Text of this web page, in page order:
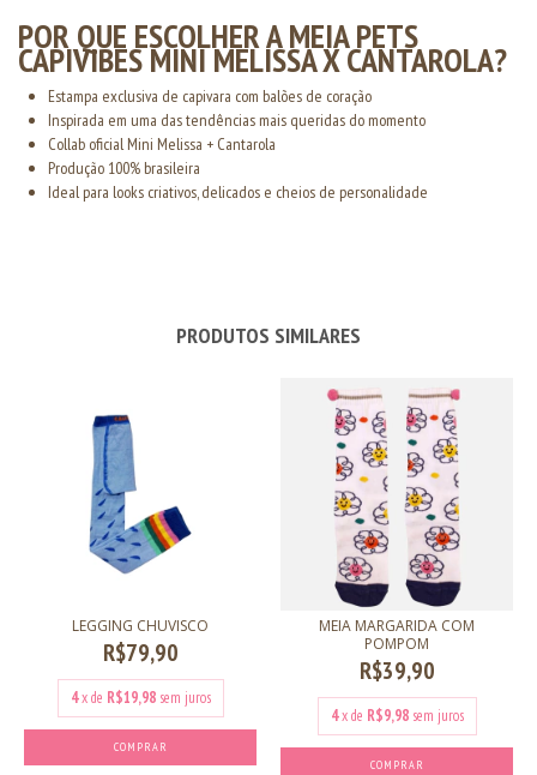
POR QUE ESCOLHER A MEIA PETS
CAPIVIBES MINI MELISSA X CANTAROLA?
Estampa exclusiva de capivara com balões de coração
Inspirada em uma das tendências mais queridas do momento
Collab oficial Mini Melissa + Cantarola
Produção 100% brasileira
Ideal para looks criativos, delicados e cheios de personalidade
PRODUTOS SIMILARES
LEGGING CHUVISCO
R$79,90
4 x de R$19,98 sem juros
COMPRAR
MEIA MARGARIDA COM
POMPOM
R$39,90
4 x de R$9,98 sem juros
COMPRAR